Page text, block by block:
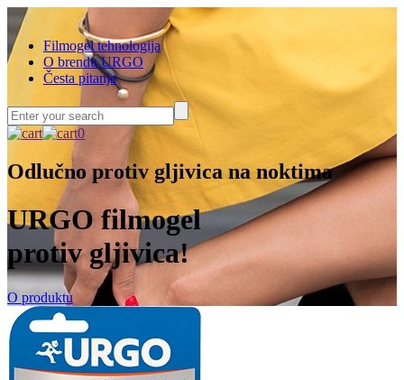
Filmogel tehnologija
O brendu URGO
Česta pitanja
0
Odlučno protiv gljivica na noktima
URGO filmogel
protiv gljivica!
O produktu